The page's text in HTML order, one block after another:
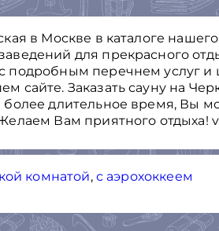
в Москве в каталоге нашего
для прекрасного
подробным перечнем услуг и
сайте. Заказать сауну на
длительное время, Вы
Вам приятного отдыха!
комнатой, с аэрохоккеем